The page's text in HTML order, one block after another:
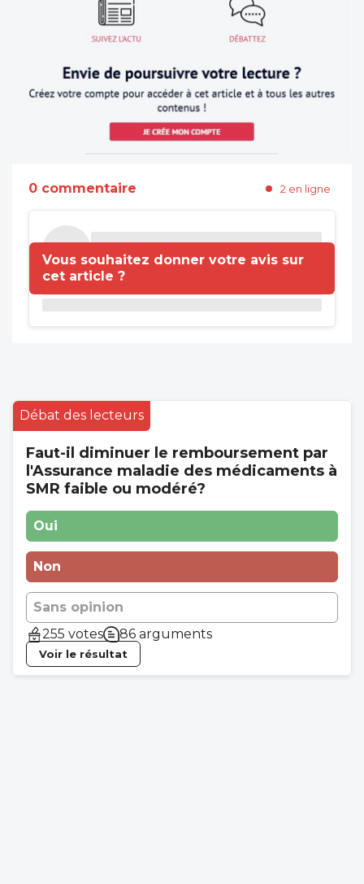
0 commentaire 2 en ligne
Vous souhaitez donner votre avis sur
cet article ?
Débat des lecteurs
Faut-il diminuer le remboursement par
l'Assurance maladie des médicaments à
SMR faible ou modéré?
Oui
Non
Sans opinion
255 votes
86 arguments
Voir le résultat